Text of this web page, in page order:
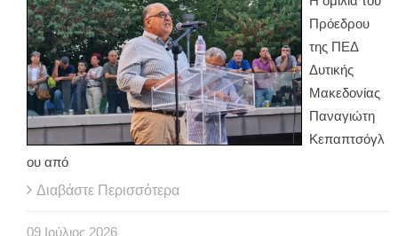
Πρόεδρου
της ΠΕΔ
Δυτικής
Μακεδονίας
Παναγιώτη
Κεπαπτσόγλ
ου από
Διαβάστε Περισσότερα
09 Ιούλιος 2026